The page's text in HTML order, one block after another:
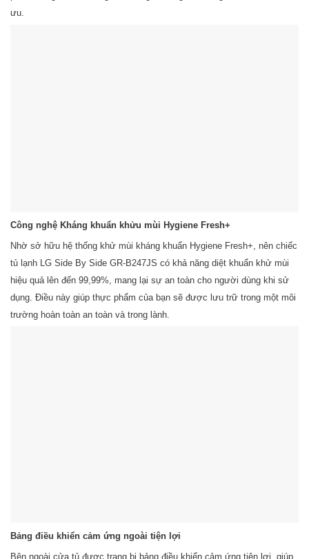
ưu.
Công nghệ Kháng khuẩn khửu mùi Hygiene Fresh+
Nhờ sở hữu hệ thống khử mùi kháng khuẩn Hygiene Fresh+, nên chiếc
tủ lạnh LG Side By Side GR-B247JS có khả năng diệt khuẩn khử mùi
hiệu quả lên đến 99,99%, mang lại sự an toàn cho người dùng khi sử
dụng. Điều này giúp thực phẩm của bạn sẽ được lưu trữ trong một môi
trường hoàn toàn an toàn và trong lành.
Bảng điều khiển cảm ứng ngoài tiện lợi
Bên ngoài cửa tủ được trang bị bảng điều khiển cảm ứng tiện lợi, giúp